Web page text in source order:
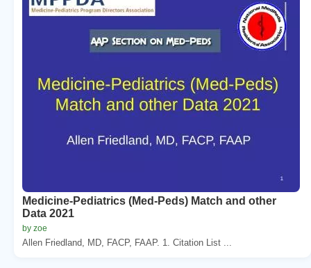
Medicine-Pediatrics (Med-Peds) Match and other
Data 2021
by zoe
Allen Friedland, MD, FACP, FAAP. 1. Citation List ...